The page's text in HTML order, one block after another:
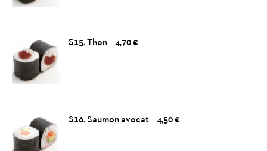
S15. Thon 4,70 €
S16. Saumon avocat 4,50 €